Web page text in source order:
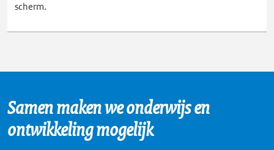
scherm.
Samen maken we onderwijs en
ontwikkeling mogelijk